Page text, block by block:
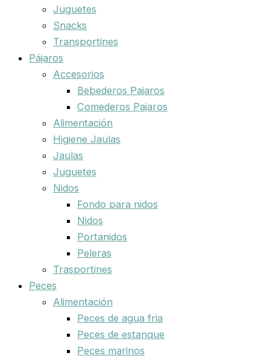
Juguetes
Snacks
Transportines
Pájaros
Accesorios
Bebederos Pajaros
Comederos Pajaros
Alimentación
Higiene Jaulas
Jaulas
Juguetes
Nidos
Fondo para nidos
Nidos
Portanidos
Peleras
Trasportines
Peces
Alimentación
Peces de agua fria
Peces de estanque
Peces marinos